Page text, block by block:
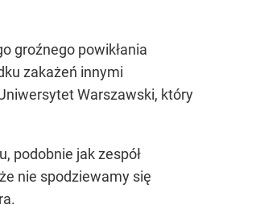
groźnego powikłania
zakażeń innymi
Warszawski, który
podobnie jak zespół
nie spodziewamy się